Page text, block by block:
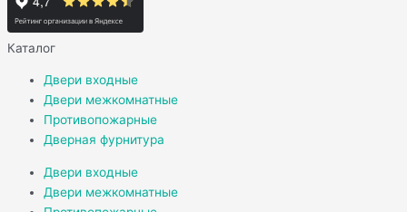
Каталог
Двери входные
Двери межкомнатные
Противопожарные
Дверная фурнитура
Двери входные
Двери межкомнатные